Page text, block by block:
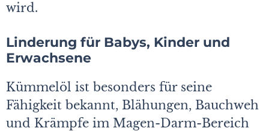
wird.
Linderung für Babys, Kinder und
Erwachsene
Kümmelöl ist besonders für seine
Fähigkeit bekannt, Blähungen, Bauchweh
und Krämpfe im Magen-Darm-Bereich